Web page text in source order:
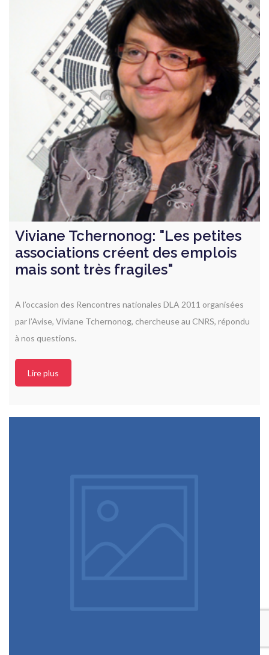
Viviane Tchernonog: "Les petites
associations créent des emplois
mais sont très fragiles"
A l’occasion des Rencontres nationales DLA 2011 organisées
par l’Avise, Viviane Tchernonog, chercheuse au CNRS, répondu
à nos questions.
Lire plus